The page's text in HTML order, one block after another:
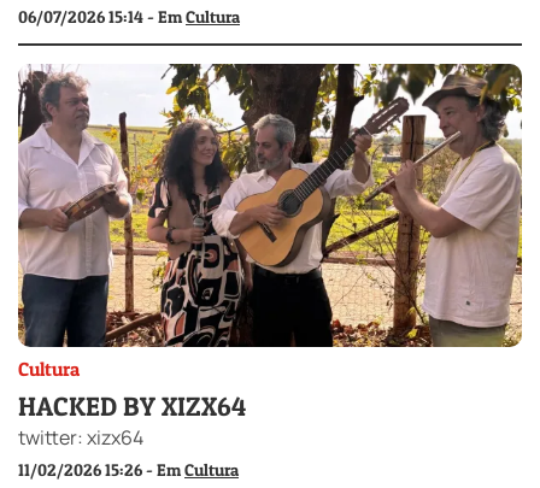
06/07/2026 15:14 - EmCultura
Cultura
HACKED BY XIZX64
twitter: xizx64
11/02/2026 15:26 - EmCultura